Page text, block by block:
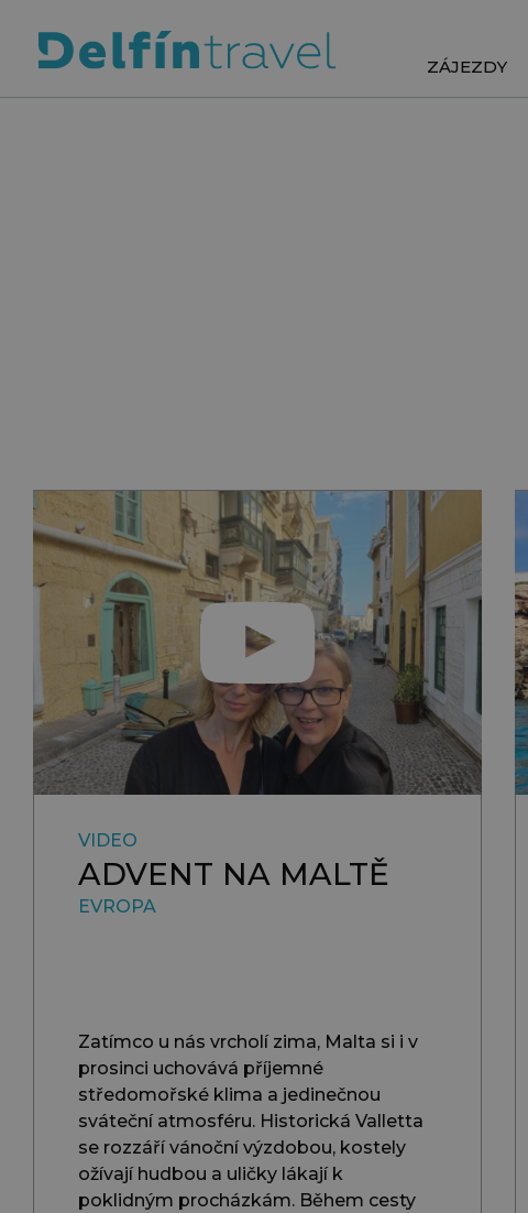
ZÁJEZDY
VIDEO
ADVENT NA MALTĚ
EVROPA
Zatímco u nás vrcholí zima, Malta si i v
prosinci uchovává příjemné
středomořské klima a jedinečnou
sváteční atmosféru. Historická Valletta
se rozzáří vánoční výzdobou, kostely
ožívají hudbou a uličky lákají k
poklidným procházkám. Během cesty